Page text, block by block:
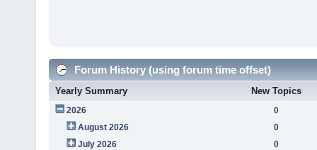
Forum History (using forum time offset)
Yearly Summary New Topics
2026
0
August 2026
0
July 2026
0